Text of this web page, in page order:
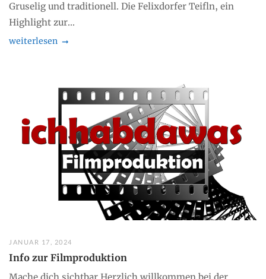
Gruselig und traditionell. Die Felixdorfer Teifln, ein
Highlight zur...
weiterlesen
JANUAR 17, 2024
Info zur Filmproduktion
Mache dich sichtbar Herzlich willkommen bei der